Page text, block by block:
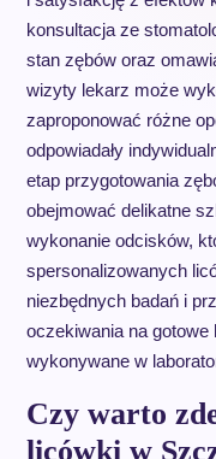
konsultacja ze
stan zębów oraz
wizyty lekarz może
zaproponować różne
odpowiadały
etap przygotowania
obejmować delikatne
wykonanie odcisków,
spersonalizowanych
niezbędnych badań i
oczekiwania na
wykonywane w
Czy warto
licówki w